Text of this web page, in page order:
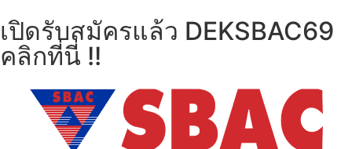
เปิดรับสมัครแล้ว DEKSBAC69
คลิกที่นี่ !!